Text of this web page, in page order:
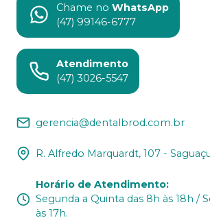
Chame no WhatsApp
(47) 99146-6777
Atendimento
(47) 3026-5547
gerencia@dentalbrod.com.br
R. Alfredo Marquardt, 107 -
Horário de Atendimento:
Segunda a Quinta das 8h às 18h /
às 17h.